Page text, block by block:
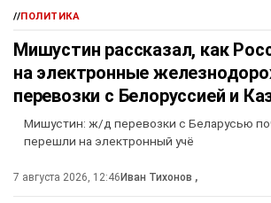
//ПОЛИТИКА
Мишустин рассказал, как
на электронные
перевозки с Белоруссией и
Мишустин: ж/д перевозки с Беларусью
перешли на электронный учё
7 августа 2026, 12:46Иван Тихонов ,